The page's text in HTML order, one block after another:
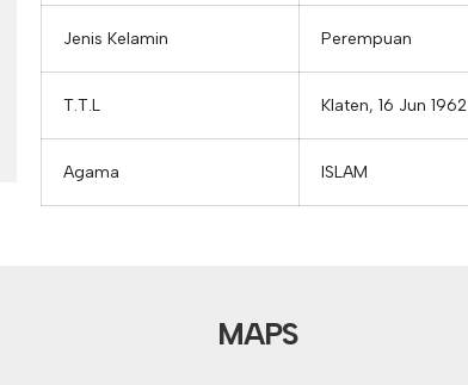
Jenis Kelamin Perempuan
T.T.L Klaten, 16 Jun 1962
Agama ISLAM
MAPS